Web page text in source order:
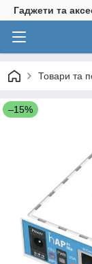
Гаджети та
Товари та
–15%